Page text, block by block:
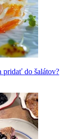
pridať do šalátov?